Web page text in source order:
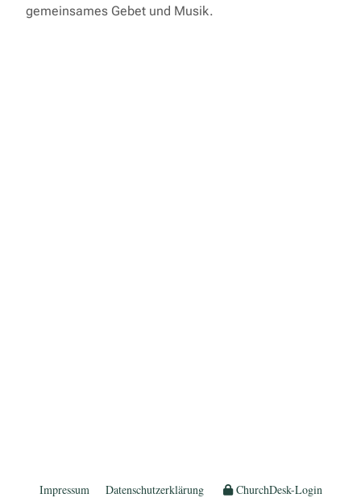
gemeinsames Gebet und Musik.
Impressum Datenschutzerklärung ChurchDesk-Login